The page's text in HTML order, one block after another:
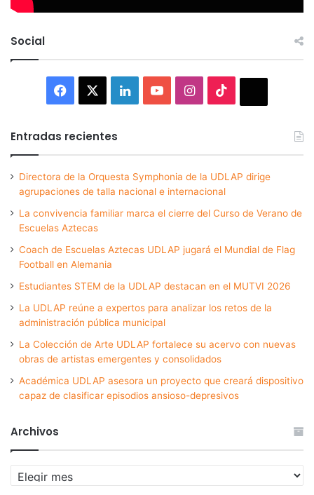
Social
Facebook LinkedInYouTubeInstagram
Entradas recientes
Directora de la Orquesta Symphonia de la UDLAP dirige
agrupaciones de talla nacional e internacional
La convivencia familiar marca el cierre del Curso de Verano de
Escuelas Aztecas
Coach de Escuelas Aztecas UDLAP jugará el Mundial de Flag
Football en Alemania
Estudiantes STEM de la UDLAP destacan en el MUTVI 2026
La UDLAP reúne a expertos para analizar los retos de la
administración pública municipal
La Colección de Arte UDLAP fortalece su acervo con nuevas
obras de artistas emergentes y consolidados
Académica UDLAP asesora un proyecto que creará dispositivo
capaz de clasificar episodios ansioso-depresivos
Archivos
Archivos